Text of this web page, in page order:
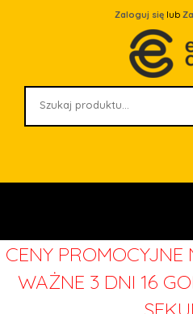
Zaloguj się lub
CENY PROMOCYJNE
WAŻNE 3 DNI 16